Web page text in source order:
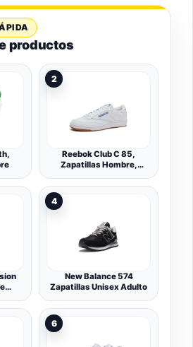
productos
2
Reebok Club C 85,
Zapatillas Hombre,
4
New Balance 574
Zapatillas Unisex Adulto
6